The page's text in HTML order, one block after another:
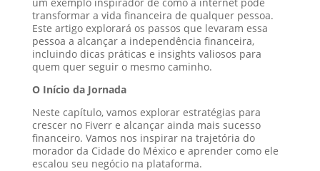
transformar a vida financeira de qualquer pessoa.
Este artigo explorará os passos que levaram essa
pessoa a alcançar a independência financeira,
incluindo dicas práticas e insights valiosos para
quem quer seguir o mesmo caminho.
O Início da Jornada
Neste capítulo, vamos explorar estratégias para
crescer no Fiverr e alcançar ainda mais sucesso
financeiro. Vamos nos inspirar na trajetória do
morador da Cidade do México e aprender como ele
escalou seu negócio na plataforma.